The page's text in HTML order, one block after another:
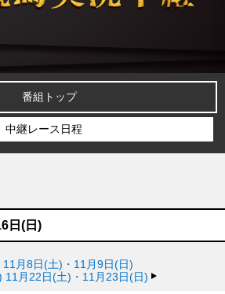
番組トップ
中継レース日程
日(日)
11月8日(土)・11月9日(日)
11月22日(土)・11月23日(日)